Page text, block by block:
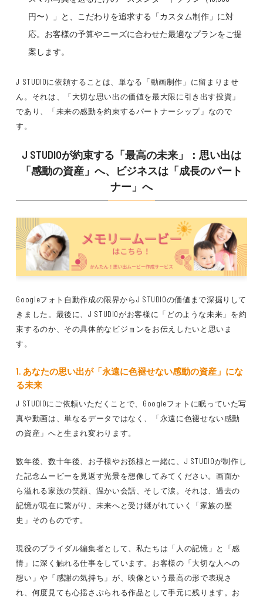
円〜）」 と、 こだわりを追求する「カスタム制作」 に対
応。 お客様の予算やニーズに合わせた最適なプランをご提
案します。
J STUDIOに依頼することは、単なる「動画制作」に留まりませ
ん。それは、
「大切な思い出の価値を最大限に引き出す投資」
であり、
「未来の感動を約束するパートナーシップ」 なので
す。
J STUDIOが約束する「最高の未来」：思い出は
「感動の資産」へ、ビジネスは「成長のパート
ナー」へ
Googleフォト自動作成の限界からJ STUDIOの価値まで深掘りして
きました。最後に、J STUDIOがお客様に 「どのような未来」を約
束するのか 、その具体的なビジョンをお伝えしたいと思いま
す。
1. あなたの思い出が「永遠に色褪せない感動の資産」にな
る未来
J STUDIOにご依頼いただくことで、 Googleフォトに眠っていた写
真や動画は、単なるデータではなく、
「永遠に色褪せない感動
の資産」 へと生まれ変わります。
数年後、数十年後、お子様やお孫様と一緒に、J STUDIOが制作し
た記念ムービーを見返す光景を想像してみてください。画面か
ら溢れる家族の笑顔、温かい会話、そして涙。 それは、過去の
記憶が現在に繋がり、未来へと受け継がれていく「家族の歴
史」 そのものです。
現役のブライダル編集者として、私たちは 「人の記憶」と「感
情」 に深く触れる仕事をしています。 お客様の「大切な人への
想い」や「感謝の気持ち」 が、映像という最高の形で表現さ
れ、 何度見ても心揺さぶられる作品として手元に残ります。 お